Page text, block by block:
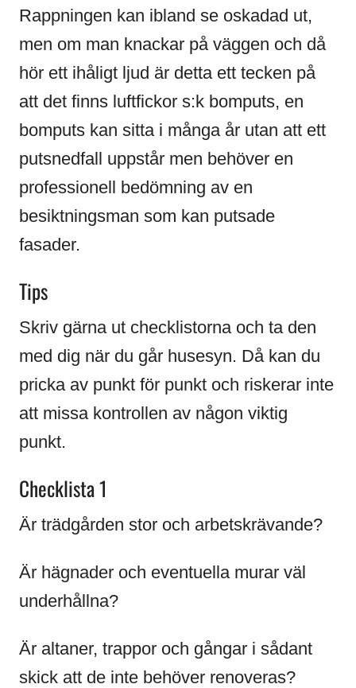
Rappningen kan ibland se oskadad ut,
men om man knackar på väggen och då
hör ett ihåligt ljud är detta ett tecken på
att det finns luftfickor s:k bomputs, en
bomputs kan sitta i många år utan att ett
putsnedfall uppstår men behöver en
professionell bedömning av en
besiktningsman som kan putsade
fasader.
Tips
Skriv gärna ut checklistorna och ta den
med dig när du går husesyn. Då kan du
pricka av punkt för punkt och riskerar inte
att missa kontrollen av någon viktig
punkt.
Checklista 1
Är trädgården stor och arbetskrävande?
Är hägnader och eventuella murar väl
underhållna?
Är altaner, trappor och gångar i sådant
skick att de inte behöver renoveras?